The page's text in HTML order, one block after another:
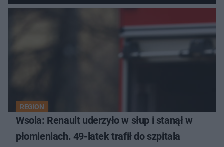
REGION
Wsola: Renault uderzyło w słup i stanął w
płomieniach. 49-latek trafił do szpitala